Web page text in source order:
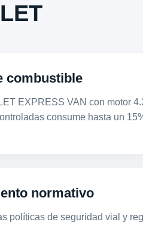
combustible
EXPRESS VAN con motor
consume hasta un
normativo
políticas de seguridad vial y